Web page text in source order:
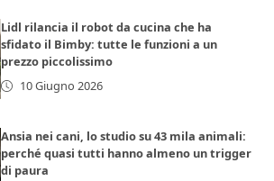
Lidl rilancia il robot da cucina che ha
sfidato il Bimby: tutte le funzioni a un
prezzo piccolissimo
10 Giugno 2026
Ansia nei cani, lo studio su 43 mila animali:
perché quasi tutti hanno almeno un trigger
di paura